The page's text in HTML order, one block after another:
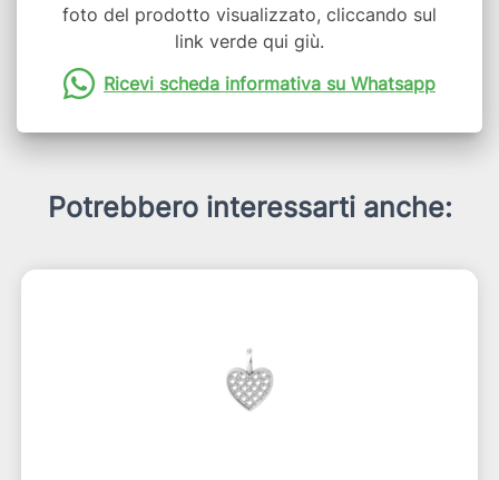
foto del prodotto visualizzato, cliccando sul
link verde qui giù.
Ricevi scheda informativa su Whatsapp
Potrebbero interessarti anche: